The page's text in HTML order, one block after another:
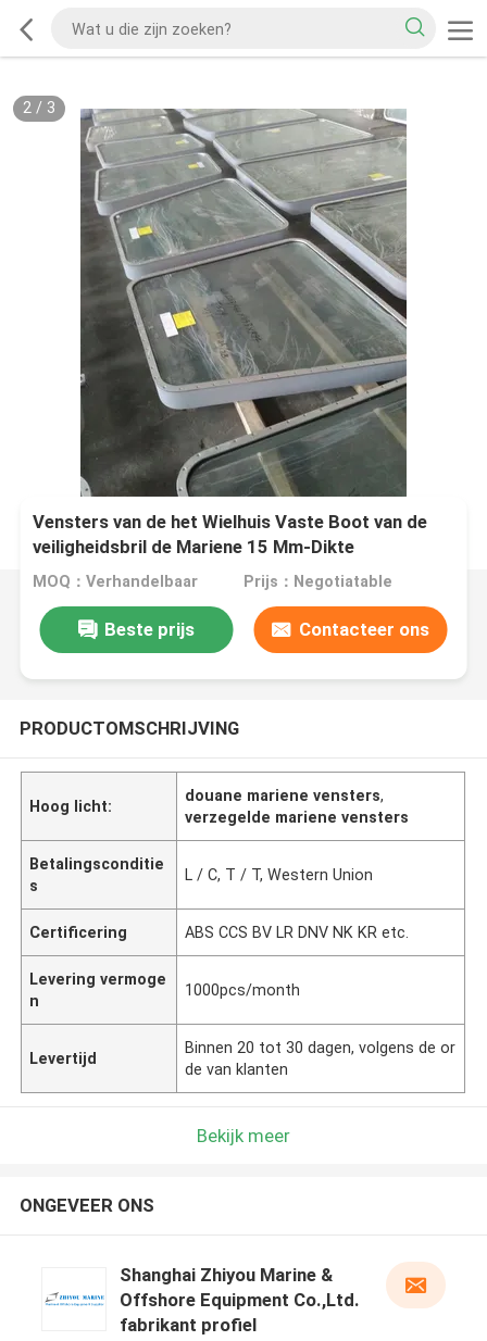
2/ 3
Vensters van de het Wielhuis Vaste Boot van de
veiligheidsbril de Mariene 15 Mm-Dikte
MOQ：Verhandelbaar Prijs：Negotiatable
Beste prijs Contacteer ons
PRODUCTOMSCHRIJVING
Hoog licht:
douane mariene vensters,
verzegelde mariene vensters
Betalingsconditie
s
L / C, T / T, Western Union
Certificering ABS CCS BV LR DNV NK KR etc.
Levering vermoge
n
1000pcs/month
Levertijd
Binnen 20 tot 30 dagen, volgens de or
de van klanten
Bekijk meer
ONGEVEER ONS
Shanghai Zhiyou Marine &
Offshore Equipment Co.,Ltd.
fabrikant profiel